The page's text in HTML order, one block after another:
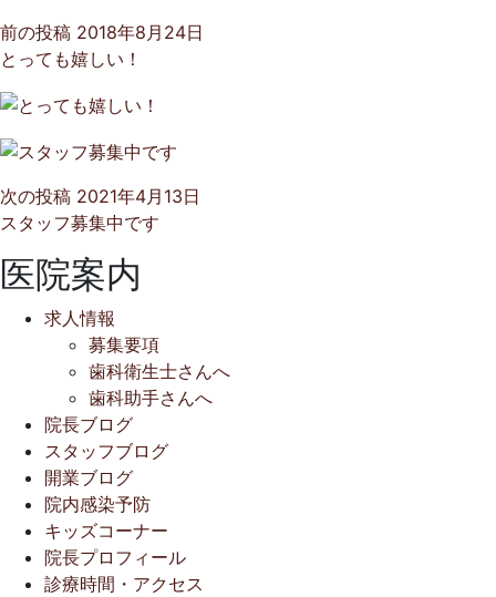
前の投稿 2018年8月24日
とっても嬉しい！
次の投稿 2021年4月13日
スタッフ募集中です
医院案内
求人情報
募集要項
歯科衛生士さんへ
歯科助手さんへ
院長ブログ
スタッフブログ
開業ブログ
院内感染予防
キッズコーナー
院長プロフィール
診療時間・アクセス